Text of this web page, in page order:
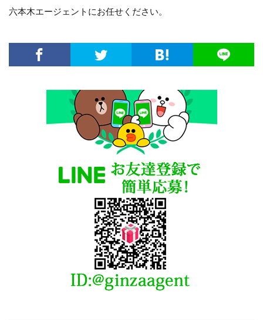
六本木エージェントにお任せください。